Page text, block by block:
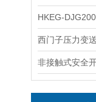
HKEG-
西门子压力变
非接触式安全